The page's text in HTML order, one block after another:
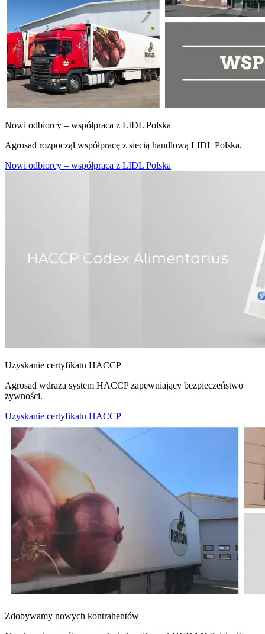
Nowi odbiorcy – współpraca z LIDL Polska
Agrosad rozpoczął współpracę z siecią handlową LIDL Polska.
Nowi odbiorcy – współpraca z LIDL Polska
Uzyskanie certyfikatu HACCP
Agrosad wdraża system HACCP zapewniający bezpieczeństwo
żywności.
Uzyskanie certyfikatu HACCP
Zdobywamy nowych kontrahentów